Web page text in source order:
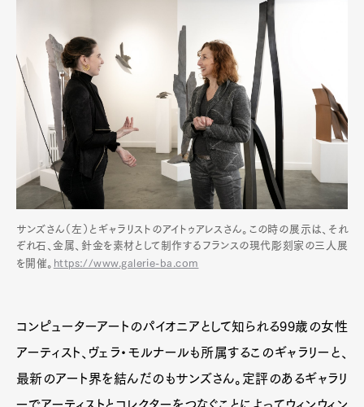
サンズさん（左）とギャラリストのアイトゥアレスさん。この時の展示は、それ
ぞれ石、金属、針金を素材として制作するフランスの現代彫刻家の三人展
を開催。 https://www.galerie-ba.com
コンピューターアートのパイオニアとして知られる99歳の女性
アーティスト、ヴェラ・モルナールも所属するこのギャラリーと、
最新のアート界を結んだのもサンズさん。定評のあるギャラリ